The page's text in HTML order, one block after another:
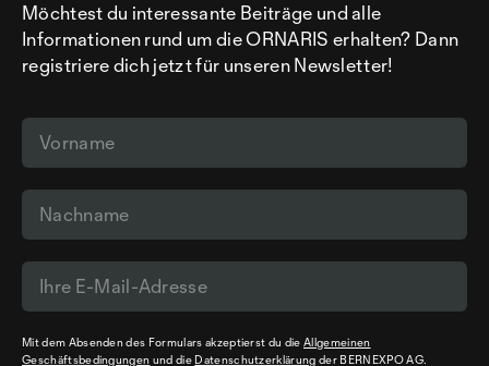
Möchtest du interessante Beiträge und alle
Informationen rund um die ORNARIS erhalten? Dann
registriere dich jetzt für unseren Newsletter!
Mit dem Absenden des Formulars akzeptierst du dieAllgemeinen
Geschäftsbedingungen und die Datenschutzerklärung der BERNEXPO AG.